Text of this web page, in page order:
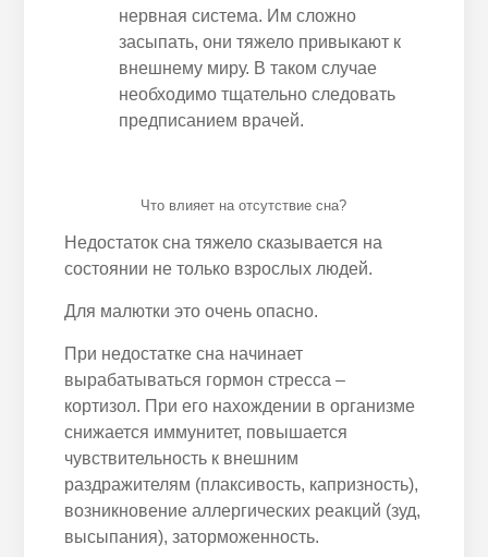
нервная система. Им сложно
засыпать, они тяжело привыкают к
внешнему миру. В таком случае
необходимо тщательно следовать
предписанием врачей.
Что влияет на отсутствие сна?
Недостаток сна тяжело сказывается на
состоянии не только взрослых людей.
Для малютки это очень опасно.
При недостатке сна начинает
вырабатываться гормон стресса –
кортизол. При его нахождении в организме
снижается иммунитет, повышается
чувствительность к внешним
раздражителям (плаксивость, капризность),
возникновение аллергических реакций (зуд,
высыпания), заторможенность.